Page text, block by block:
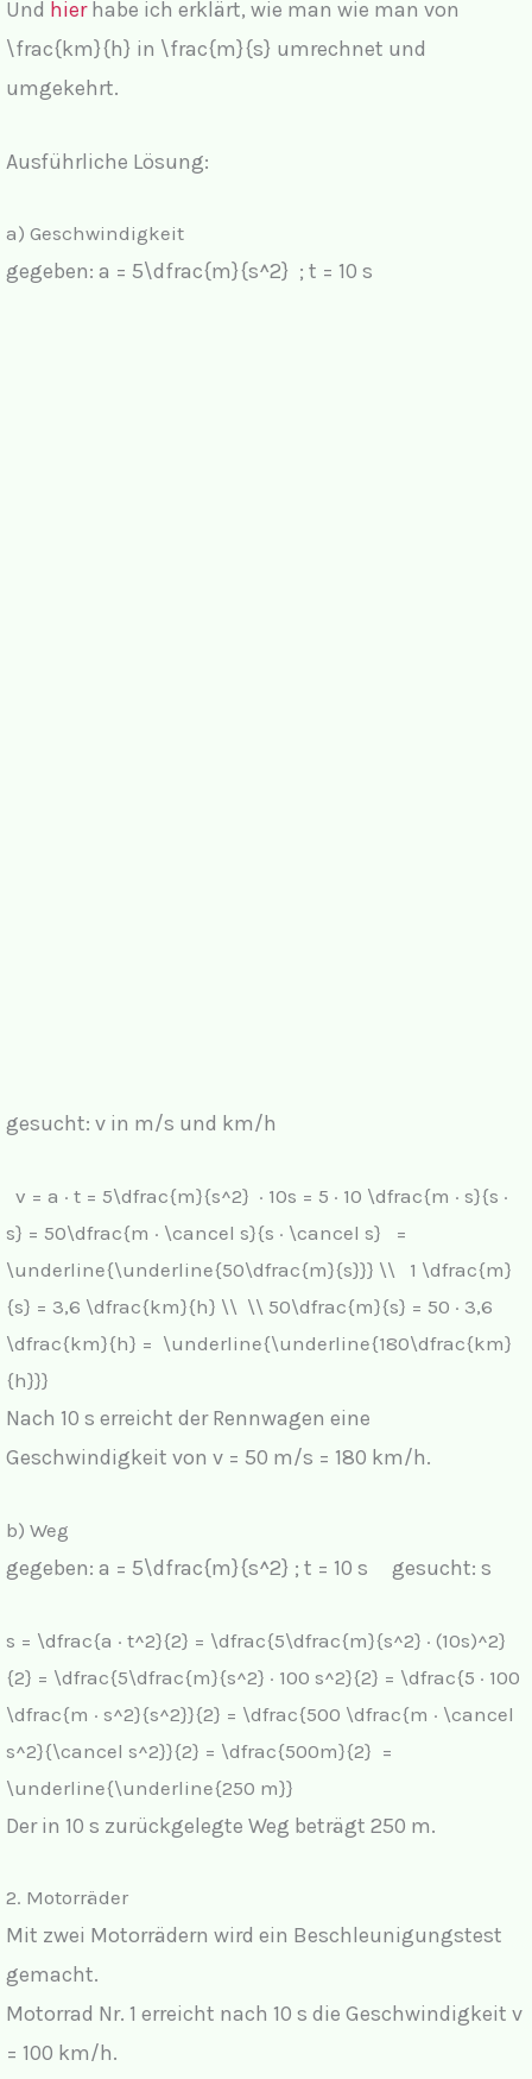
Und hierhabe ich erklärt, wie man wie man von
\frac{km}{h} in \frac{m}{s} umrechnet und
umgekehrt.
Ausführliche Lösung:
a) Geschwindigkeit
gegeben: a = 5\dfrac{m}{s^2} ; t = 10 s
gesucht: v in m/s und km/h
v = a · t = 5\dfrac{m}{s^2} · 10s = 5 · 10 \dfrac{m · s}{s ·
s} = 50\dfrac{m · \cancel s}{s · \cancel s} =
\underline{\underline{50\dfrac{m}{s}}} \\
1 \dfrac{m}
{s} = 3,6 \dfrac{km}{h} \\ \\ 50\dfrac{m}{s} = 50 · 3,6
\dfrac{km}{h} = \underline{\underline{180\dfrac{km}
{h}}}
Nach 10 s erreicht der Rennwagen eine
Geschwindigkeit von v = 50 m/s = 180 km/h.
b) Weg
gegeben: a = 5\dfrac{m}{s^2} ; t = 10 s gesucht: s
s = \dfrac{a · t^2}{2} = \dfrac{5\dfrac{m}{s^2} · (10s)^2}
{2} = \dfrac{5\dfrac{m}{s^2} · 100 s^2}{2} = \dfrac{5 · 100
\dfrac{m · s^2}{s^2}}{2} = \dfrac{500 \dfrac{m · \cancel
s^2}{\cancel s^2}}{2} = \dfrac{500m}{2} =
\underline{\underline{250 m}}
Der in 10 s zurückgelegte Weg beträgt 250 m.
2. Motorräder
Mit zwei Motorrädern wird ein Beschleunigungstest
gemacht.
Motorrad Nr. 1 erreicht nach 10 s die Geschwindigkeit v
= 100 km/h.